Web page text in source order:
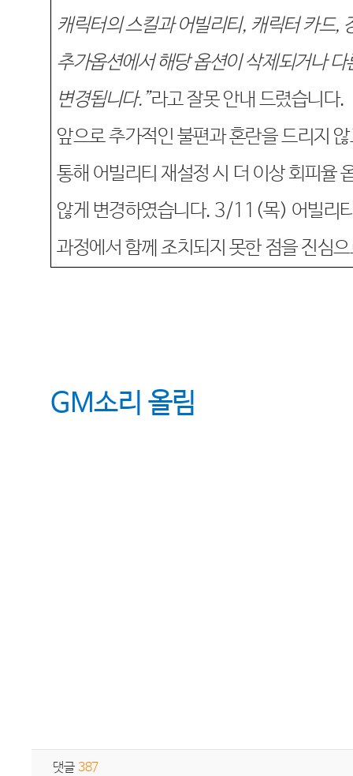
캐릭터의 스킬과 어빌리티, 캐릭터 카드,
추가옵션에서 해당 옵션이 삭제되거나 다
변경됩니다.”라고잘못 안내 드렸습니다.
앞으로 추가적인 불편과 혼란을 드리지
통해 어빌리티 재설정 시 더 이상회피율
않게 변경하였습니다. 3/11(목) 어빌리
과정에서 함께 조치되지 못한 점을 진심
GM소리 올림
댓글 387